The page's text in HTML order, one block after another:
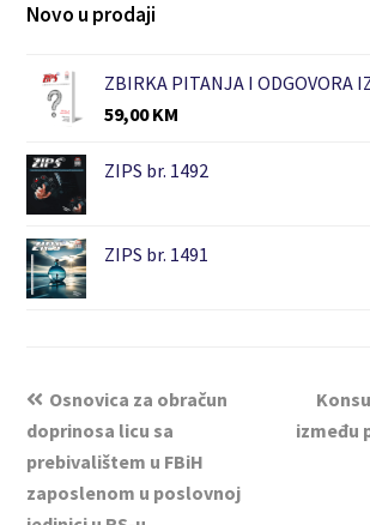
Novo u prodaji
ZBIRKA PITANJA I ODGOVORA
59,00KM
ZIPS br. 1492
ZIPS br. 1491
Osnovica za obračun
doprinosa licu sa
prebivalištem u FBiH
zaposlenom u poslovnoj
između